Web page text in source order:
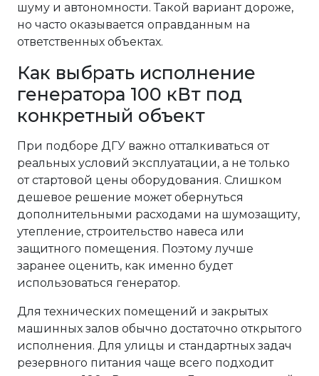
шуму и автономности. Такой вариант дороже,
но часто оказывается оправданным на
ответственных объектах.
Как выбрать исполнение
генератора 100 кВт под
конкретный объект
При подборе ДГУ важно отталкиваться от
реальных условий эксплуатации, а не только
от стартовой цены оборудования. Слишком
дешевое решение может обернуться
дополнительными расходами на шумозащиту,
утепление, строительство навеса или
защитного помещения. Поэтому лучше
заранее оценить, как именно будет
использоваться генератор.
Для технических помещений и закрытых
машинных залов обычно достаточно открытого
исполнения. Для улицы и стандартных задач
резервного питания чаще всего подходит